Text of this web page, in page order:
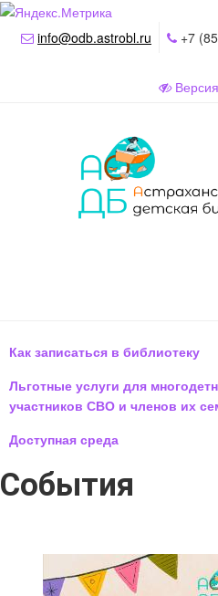
info@odb.astrobl.ru +7
Как записаться в библиотеку
Льготные услуги для
участников СВО и членов их
Доступная среда
События